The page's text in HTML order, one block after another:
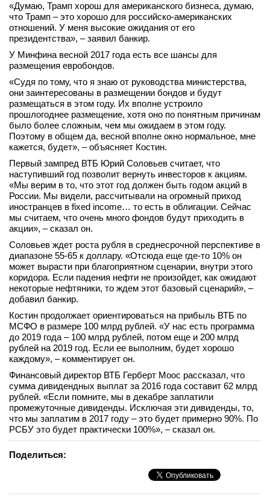
Интервью
вконтакте
телеграм
Стать автором
Вход
«Думаю, Трамп хорош для американского бизнеса, думаю,
что Трамп – это хорошо для российско-американских
отношений. У меня высокие ожидания от его
президентства», – заявил банкир.
У Минфина весной 2017 года есть все шансы для
размещения евробондов.
«Судя по тому, что я знаю от руководства министерства,
они заинтересованы в размещении бондов и будут
размещаться в этом году. Их вполне устроило
прошлогоднее размещение, хотя оно по понятным причинам
было более сложным, чем мы ожидаем в этом году.
Поэтому в общем да, весной вполне окно нормальное, мне
кажется, будет», – объясняет Костин.
Первый зампред ВТБ Юрий Соловьев считает, что
наступивший год позволит вернуть инвесторов к акциям.
«Мы верим в то, что этот год должен быть годом акций в
России. Мы видели, рассчитывали на огромный приход
иностранцев в fixed income… то есть в облигации. Сейчас
мы считаем, что очень много фондов будут приходить в
акции», – сказал он.
Соловьев ждет роста рубля в среднесрочной перспективе в
диапазоне 55-65 к доллару. «Отсюда еще где-то 10% он
может вырасти при благоприятном сценарии, внутри этого
коридора. Если падения нефти не произойдет, как ожидают
некоторые нефтяники, то ждем этот базовый сценарий», –
добавил банкир.
Костин продолжает ориентироваться на прибыль ВТБ по
МСФО в размере 100 млрд рублей. «У нас есть программа
до 2019 года – 100 млрд рублей, потом еще и 200 млрд
рублей на 2019 год. Если ее выполним, будет хорошо
каждому», – комментирует он.
Финансовый директор ВТБ Герберт Моос рассказал, что
сумма дивидендных выплат за 2016 года составит 62 млрд
рублей. «Если помните, мы в декабре заплатили
промежуточные дивиденды. Исключая эти дивиденды, то,
что мы заплатим в 2017 году – это будет примерно 90%. По
РСБУ это будет практически 100%», – сказал он.
Поделиться: